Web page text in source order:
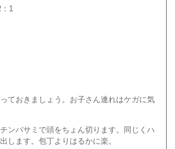
1
ておきましょう。お子さん連れはケガに気
ンバサミで頭をちょん切ります。同じくハ
します。包丁よりはるかに楽。